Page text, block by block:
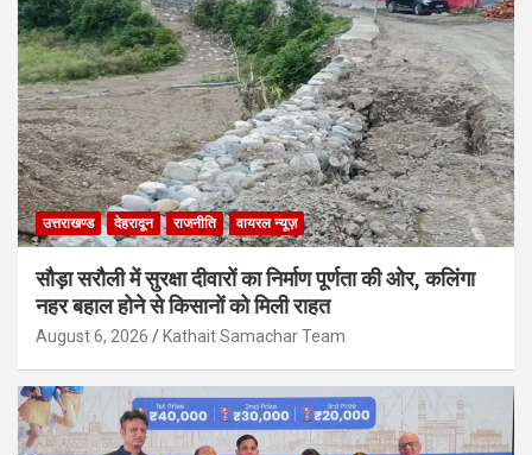
उत्तराखण्ड देहरादून राजनीति वायरल न्यूज़
सौड़ा सरौली में सुरक्षा दीवारों का निर्माण पूर्णता की ओर, कलिंगा
नहर बहाल होने से किसानों को मिली राहत
August 6, 2026 Kathait Samachar Team